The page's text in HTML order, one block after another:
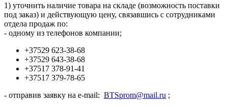
1) уточнить наличие товара на складе (возможность поставки
под заказ) и действующую цену, связавшись с сотрудниками
отдела продаж по:
- одному из телефонов компании;
+37529 623-38-68
+37529 643-38-68
+37517 378-91-41
+37517 379-78-65
- отправив заявку на e-mail: BTSprom@mail.ru ;